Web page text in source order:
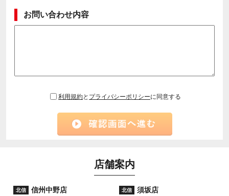
お問い合わせ内容
利用規約と プライバシーポリシーに同意する
店舗案内
北信 信州中野店 北信 須坂店